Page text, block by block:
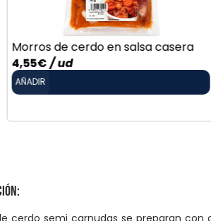
en salsa casera
Rodaballo
cerdo semi carnudas se preparan